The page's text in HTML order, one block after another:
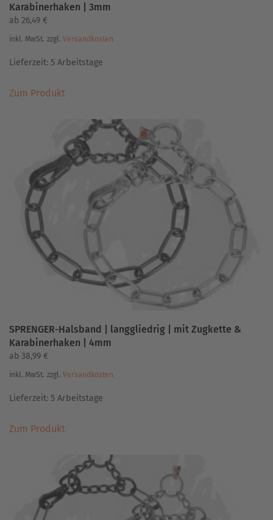
Karabinerhaken | 3mm
ab 26,49 €
inkl. MwSt. zzgl. Versandkosten
Lieferzeit: 5 Arbeitstage
Zum ProduktProdukt
mehrere
Varianten
auf.
Die
können
gewählt
werden
SPRENGER-Halsband | langgliedrig | mit Zugkette &
Karabinerhaken | 4mm
ab 38,99 €
inkl. MwSt. zzgl. Versandkosten
Lieferzeit: 5 Arbeitstage
Zum ProduktProdukt
mehrere
Varianten
auf.